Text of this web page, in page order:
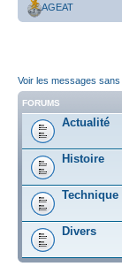
AGEAT
Voir les messages
FORUMS
Actualité
Histoire
Technique
Divers